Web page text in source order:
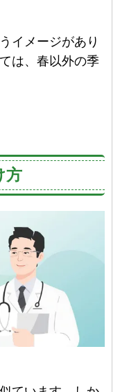
イメージがあり
は、春以外の季
方